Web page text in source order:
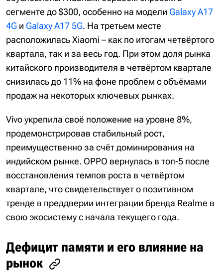
сегменте до $300, особенно на модели Galaxy A17
4G и Galaxy A17 5G. На третьем месте
расположилась Xiaomi – как по итогам четвёртого
квартала, так и за весь год. При этом доля рынка
китайского производителя в четвёртом квартале
снизилась до 11% на фоне проблем с объёмами
продаж на некоторых ключевых рынках.
Vivo укрепила своё положение на уровне 8%,
продемонстрировав стабильный рост,
преимущественно за счёт доминирования на
индийском рынке. OPPO вернулась в топ-5 после
восстановления темпов роста в четвёртом
квартале, что свидетельствует о позитивном
тренде в преддверии интеграции бренда Realme в
свою экосистему с начала текущего года.
Дефицит памяти и его влияние на
рынок